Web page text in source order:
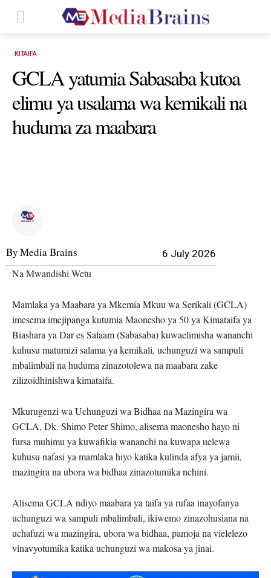
KITAIFA
GCLA yatumia Sabasaba kutoa
elimu ya usalama wa kemikali na
huduma za maabara
ByMedia Brains 6 July 2026
Na Mwandishi Wetu
Mamlaka ya Maabara ya Mkemia Mkuu wa Serikali (GCLA)
imesema imejipanga kutumia Maonesho ya 50 ya Kimataifa ya
Biashara ya Dar es Salaam (Sabasaba) kuwaelimisha wananchi
kuhusu matumizi salama ya kemikali, uchunguzi wa sampuli
mbalimbali na huduma zinazotolewa na maabara zake
zilizoidhinishwa kimataifa.
Mkurugenzi wa Uchunguzi wa Bidhaa na Mazingira wa
GCLA, Dk. Shimo Peter Shimo, alisema maonesho hayo ni
fursa muhimu ya kuwafikia wananchi na kuwapa uelewa
kuhusu nafasi ya mamlaka hiyo katika kulinda afya ya jamii,
mazingira na ubora wa bidhaa zinazotumika nchini.
Alisema GCLA ndiyo maabara ya taifa ya rufaa inayofanya
uchunguzi wa sampuli mbalimbali, ikiwemo zinazohusiana na
uchafuzi wa mazingira, ubora wa bidhaa, pamoja na vielelezo
vinavyotumika katika uchunguzi wa makosa ya jinai.